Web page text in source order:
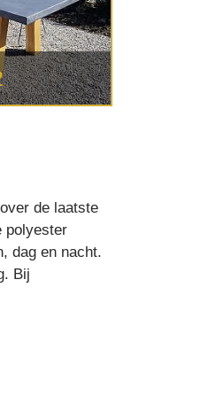
de laatste
polyester
dag en nacht.
Bij